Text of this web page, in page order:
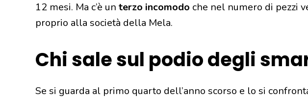
12 mesi. Ma c’è un terzo incomodo che nel numero di pezzi
proprio alla società della Mela.
Chi sale sul podio degli
Se si guarda al primo quarto dell’anno scorso e lo si